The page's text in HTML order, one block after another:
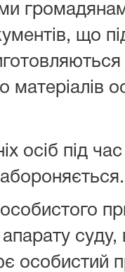
що
матеріалів
осіб під
особистого
апарату
особистий